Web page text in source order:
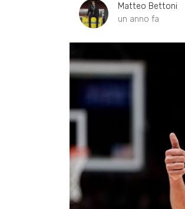
Matteo Bettoni
un anno fa